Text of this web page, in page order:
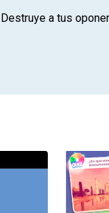
Destruye a tus